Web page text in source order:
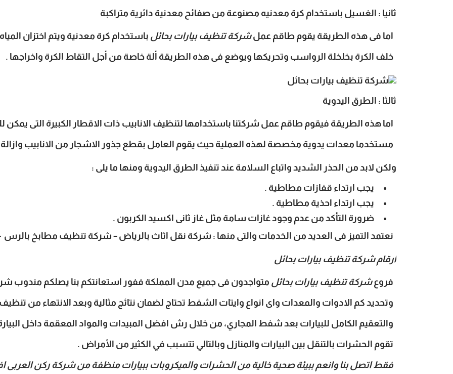
ثانيا : الغسيل باستخدام كرة معدنيه مصنوعة من صفائح معدنية دائرية متراكبة
اما فى هذه الطريقة يقوم طاقم عملشركة تنظيف بيارات بحائل باستخدام كرة معدنية ويتم اختزان
خلف الكرة بخلخلة الرواسب وتحريكها ويوضع فى هذه الطريقة ألة خاصة من أجل التقاط الكرة واخراجها .
ثالثا : الطرق اليدوية
اما هذه الطريقة فيقوم طاقم عمل شركتنا باستخدامها لتنظيف الانابيب ذات الاقطار الكبيرة التى يمكن
مستخدما معدات يدوية مخصصة لهذه العملية حيث يقوم العامل بقطع جذور الاشجار من الانابيب
ولكن لابد من الحذر الشديد واتباع السلامة عند تنفيذ الطرق اليدوية ومنها ما يلى :
يجب ارتداء قفازات مطاطية .
يجب ارتداء احذية مطاطية .
ضرورة التأكد من عدم وجود غازات سامة مثل غاز ثانى اكسيد الكربون .
نعتمد التميز فى العديد من الخدمات والتى منها : شركة نقل اثاث بالرياض – شركة تنظيف مطابخ بالرس
ارقام شركة تنظيف بيارات بحائل
فروعشركة تنظيف بيارات بحائل متواجدون فى جميع مدن المملكة ففور استعانتكم بنا يصلكم مندوب
وتحديد كم الادوات والمعدات واى انواع وايتات الشفط تحتاج لضمان نتائج مثالية وبعد الانتهاء من
والتعقيم الكامل للبيارات بعد شفط المجاري، من خلال رش افضل المبيدات والمواد المعقمة داخل البيارة
تقوم الحشرات بالتنقل بين البيارات والمنازل وبالتالي تتسبب في الكثير من الأمراض .
فقط اتصل بنا وانعم ببيئة صحية خالية من الحشرات والميكروبات ببيارات منظفة من شركة ركن